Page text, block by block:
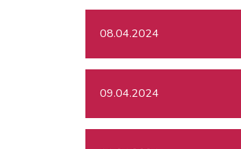
08.04.2024
09.04.2024